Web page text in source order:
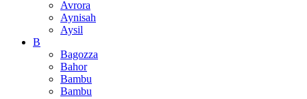
Avrora
Aynisah
Aysil
B
Bagozza
Bahor
Bambu
Bambu